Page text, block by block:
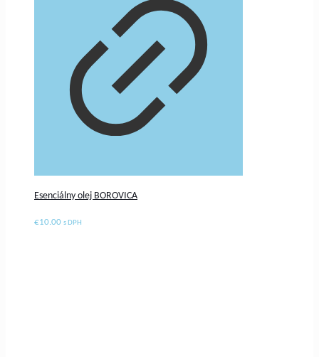
Esenciálny olej BOROVICA
€10.00 s DPH